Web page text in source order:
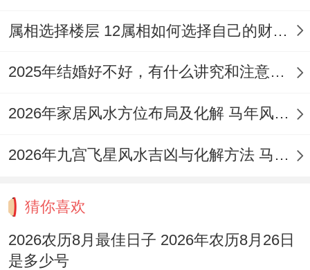
属相选择楼层 12属相如何选择自己的财运楼层
2025年结婚好不好，有什么讲究和注意事项吗
2026年家居风水方位布局及化解 马年风水运势九宫图大利什么方向
2026年九宫飞星风水吉凶与化解方法 马年风水房屋吉凶方位图解
猜你喜欢
2026农历8月最佳日子 2026年农历8月26日
是多少号